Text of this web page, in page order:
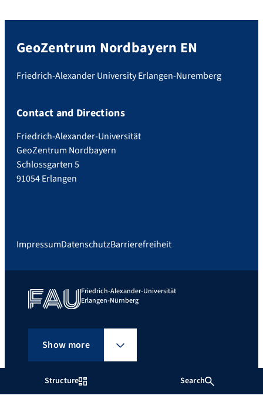
Structure Search
GeoZentrum Nordbayern EN
Friedrich-Alexander University Erlangen-Nuremberg
Contact and Directions
Friedrich-Alexander-Universität
GeoZentrum Nordbayern
Schlossgarten 5
91054 Erlangen
ImpressumDatenschutzBarrierefreiheit
Friedrich-Alexander-Universität
Erlangen-Nürnberg
Show more